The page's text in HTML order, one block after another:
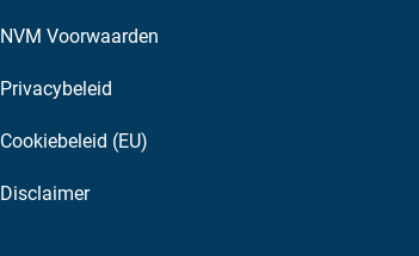
NVM Voorwaarden
Privacybeleid
Cookiebeleid (EU)
Disclaimer